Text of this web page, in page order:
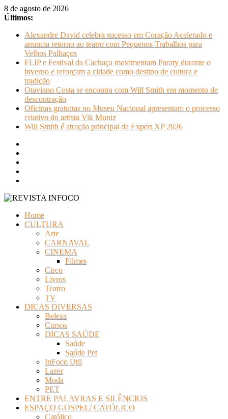
Pular
para
conteúdo
8 de agosto de 2026
Últimos:
Alexandre David celebra sucesso em Coração Acelerado e
anuncia retorno ao teatro com Pequenos Trabalhos para
Velhos Palhaços
FLIP e Festival da Cachaça movimentam Paraty durante o
inverno e reforçam a cidade como destino de cultura e
tradição
Otaviano Costa se encontra com Will Smith em momento de
descontração
Oficinas gratuitas no Museu Nacional apresentam o processo
criativo do artista Vik Muniz
Will Smith é atração principal da Expert XP 2026
INFOCO
Home
CULTURA
Arte
CARNAVAL
CINEMA
Filmes
Circo
Livros
Teatro
TV
DICAS DIVERSAS
Beleza
Cursos
DICAS SAÚDE
Saúde
Saúde Pet
InFoco Útil
Lazer
Moda
PET
ENTRE PALAVRAS E SILÊNCIOS
ESPAÇO GOSPEL/ CATÓLICO
Católico